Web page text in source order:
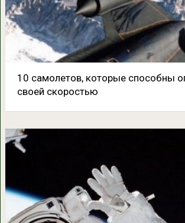
10 самолетов, которые способны
своей скоростью